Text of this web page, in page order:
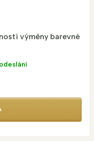
výměny barevné